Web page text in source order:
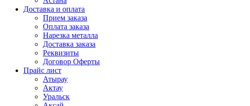
Доставка и оплата
Прием заказа
Оплата заказа
Нарезка металла
Доставка заказа
Реквизиты
Договор Оферты
Прайс лист
Атырау
Актау
Уральск